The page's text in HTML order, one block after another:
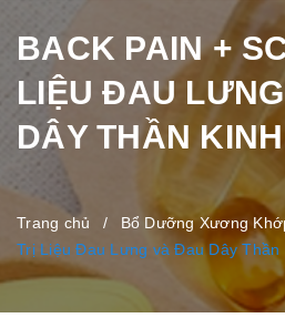
BACK PAIN +
LIỆU ĐAU
DÂY THẦN
Trang chủ / Bổ Dưỡng Xương
Trị Liệu Đau Lưng và Đau Dây Thần